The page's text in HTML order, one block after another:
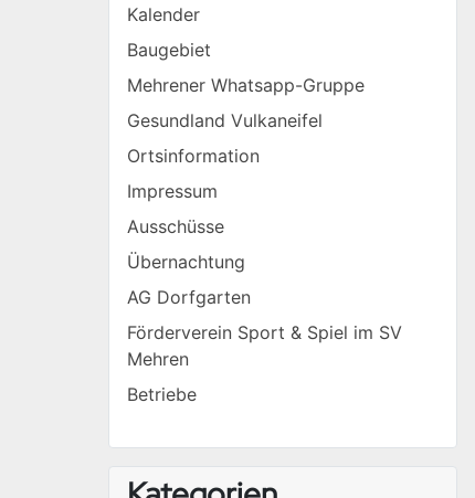
Kalender
Baugebiet
Mehrener Whatsapp-Gruppe
Gesundland Vulkaneifel
Ortsinformation
Impressum
Ausschüsse
Übernachtung
AG Dorfgarten
Förderverein Sport & Spiel im SV
Mehren
Betriebe